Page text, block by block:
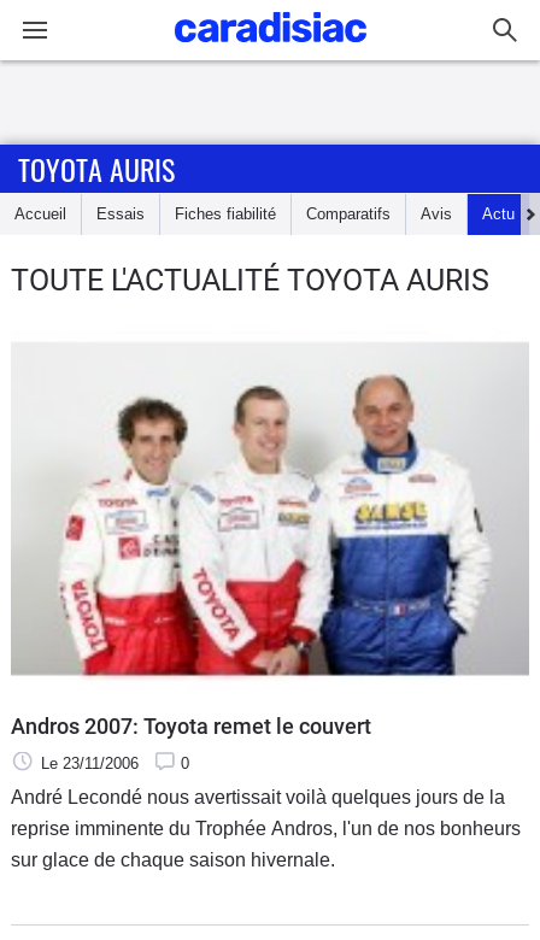
Accueil
Essais
Utilitaires
Flottes
Services
Forum
Moto
Marques
TOYOTA AURIS
Accueil Essais Fiches fiabilité Comparatifs Avis Actu
TOUTE L'ACTUALITÉ TOYOTA AURIS
Andros 2007: Toyota remet le couvert
Le 23/11/2006 0
André Lecondé nous avertissait voilà quelques jours de la
reprise imminente du Trophée Andros, l'un de nos bonheurs
sur glace de chaque saison hivernale.